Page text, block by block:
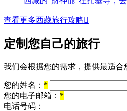
查看更多西藏旅行攻略
定制您自己的旅行
我们会根据您的需求，提供最适合
您的姓名： *
您的电子邮箱： *
电话号码：